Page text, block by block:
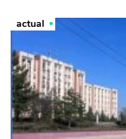
actual